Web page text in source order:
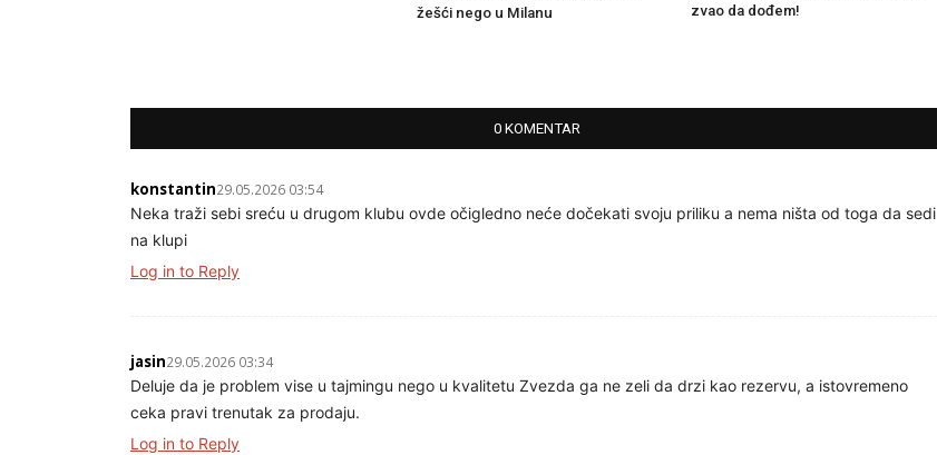
žešći nego u Milanu
zvao da dođem!
0 KOMENTAR
konstantin29.05.2026 03:54
Neka traži sebi sreću u drugom klubu ovde očigledno neće dočekati svoju priliku a nema ništa od toga da sedi
na klupi
Log in to Reply
jasin29.05.2026 03:34
Deluje da je problem vise u tajmingu nego u kvalitetu Zvezda ga ne zeli da drzi kao rezervu, a istovremeno
ceka pravi trenutak za prodaju.
Log in to Reply